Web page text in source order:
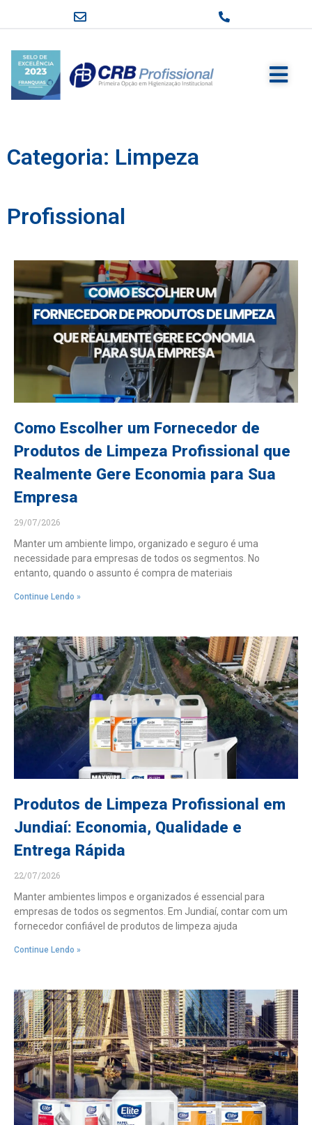
Categoria: Limpeza
Profissional
Como Escolher um Fornecedor de
Produtos de Limpeza Profissional que
Realmente Gere Economia para Sua
Empresa
29/07/2026
Manter um ambiente limpo, organizado e seguro é uma
necessidade para empresas de todos os segmentos. No
entanto, quando o assunto é compra de materiais
Continue Lendo »
Produtos de Limpeza Profissional em
Jundiaí: Economia, Qualidade e
Entrega Rápida
22/07/2026
Manter ambientes limpos e organizados é essencial para
empresas de todos os segmentos. Em Jundiaí, contar com um
fornecedor confiável de produtos de limpeza ajuda
Continue Lendo »